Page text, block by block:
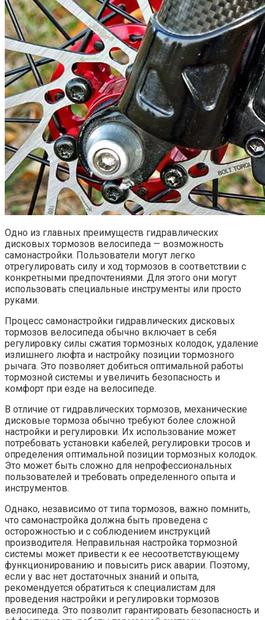
Одно из главных преимуществ гидравлических
дисковых тормозов велосипеда — возможность
самонастройки. Пользователи могут легко
отрегулировать силу и ход тормозов в соответствии с
конкретными предпочтениями. Для этого они могут
использовать специальные инструменты или просто
руками.
Процесс самонастройки гидравлических дисковых
тормозов велосипеда обычно включает в себя
регулировку силы сжатия тормозных колодок, удаление
излишнего люфта и настройку позиции тормозного
рычага. Это позволяет добиться оптимальной работы
тормозной системы и увеличить безопасность и
комфорт при езде на велосипеде.
В отличие от гидравлических тормозов, механические
дисковые тормоза обычно требуют более сложной
настройки и регулировки. Их использование может
потребовать установки кабелей, регулировки тросов и
определения оптимальной позиции тормозных колодок.
Это может быть сложно для непрофессиональных
пользователей и требовать определенного опыта и
инструментов.
Однако, независимо от типа тормозов, важно помнить,
что самонастройка должна быть проведена с
осторожностью и с соблюдением инструкций
производителя. Неправильная настройка тормозной
системы может привести к ее несоответствующему
функционированию и повысить риск аварии. Поэтому,
если у вас нет достаточных знаний и опыта,
рекомендуется обратиться к специалистам для
проведения настройки и регулировки тормозов
велосипеда. Это позволит гарантировать безопасность и